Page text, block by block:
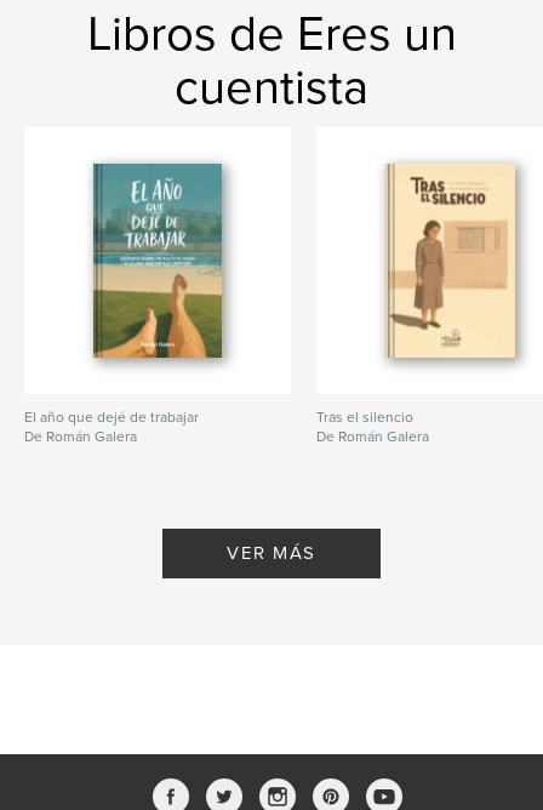
Libros de Eres un
cuentista
El año que dejé de trabajar
De Román Galera
Tras el silencio
De Román Galera
VER MÁS